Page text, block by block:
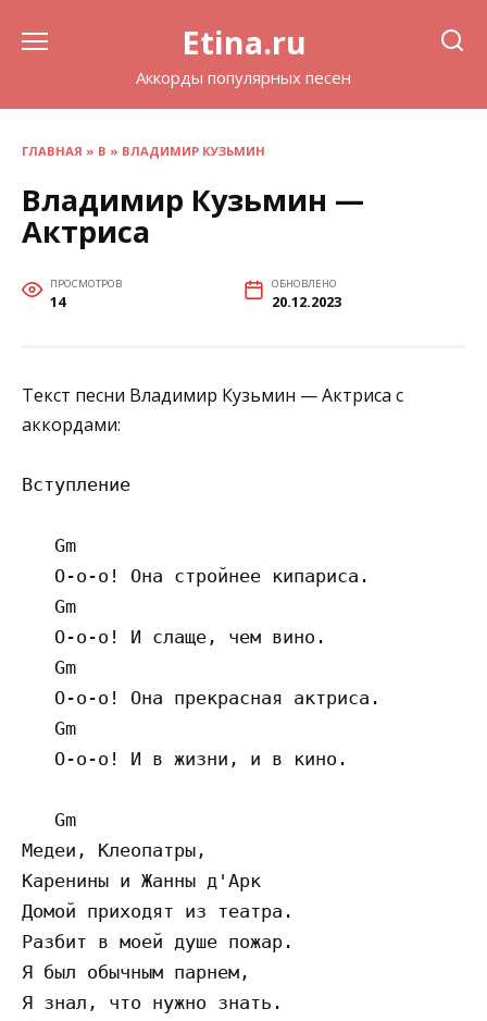
Etina.ru
Аккорды популярных песен
ГЛАВНАЯ » В » ВЛАДИМИР КУЗЬМИН
Владимир Кузьмин —
Актриса
ПРОСМОТРОВ
14
ОБНОВЛЕНО
20.12.2023
Текст песни Владимир Кузьмин — Актриса с
аккордами:
Вступление
   Gm
   О-о-о! Она стройнее кипариса.
   Gm
   О-о-о! И слаще, чем вино.
   Gm
   О-о-о! Она прекрасная актриса.
   Gm
   О-о-о! И в жизни, и в кино.
   Gm
Медеи, Клеопатры,
Каренины и Жанны д'Арк
Домой приходят из театра.
Разбит в моей душе пожар.
Я был обычным парнем,
Я знал, что нужно знать.